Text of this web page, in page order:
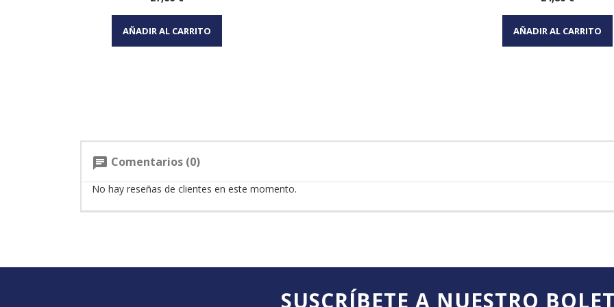
Vista rápida
AÑADIR AL CARRITO
Vista rápida
AÑADIR AL CARRITO
chat Comentarios (0)
No hay reseñas de clientes en este momento.
SUSCRÍBETE A NUESTRO